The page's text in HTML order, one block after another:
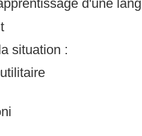
d'une
situation :